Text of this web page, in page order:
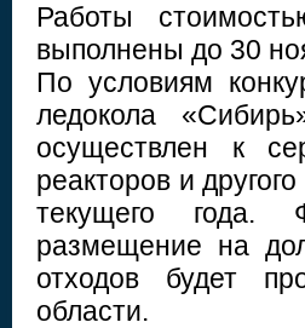
Работы
выполнены до 30
По условиям
ледокола
осуществлен к
реакторов и
текущего года.
размещение на
отходов будет
области.